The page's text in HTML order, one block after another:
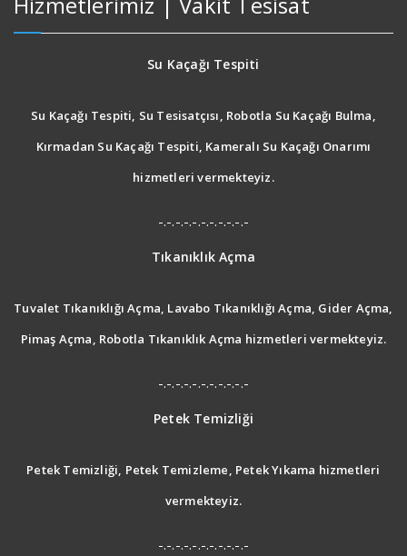
Su Kaçağı Tespiti
Su Kaçağı Tespiti, Su Tesisatçısı, Robotla Su Kaçağı Bulma,
Kırmadan Su Kaçağı Tespiti, Kameralı Su Kaçağı Onarımı
hizmetleri vermekteyiz.
-.-.-.-.-.-.-.-.-.-.-
Tıkanıklık Açma
Tuvalet Tıkanıklığı Açma, Lavabo Tıkanıklığı Açma, Gider Açma,
Pimaş Açma, Robotla Tıkanıklık Açma hizmetleri vermekteyiz.
-.-.-.-.-.-.-.-.-.-.-
Petek Temizliği
Petek Temizliği, Petek Temizleme, Petek Yıkama hizmetleri
vermekteyiz.
-.-.-.-.-.-.-.-.-.-.-